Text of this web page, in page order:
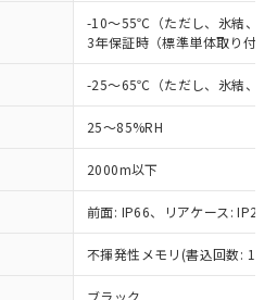
-10～55℃（ただし、氷結、結
3年保証時（標準単体取り付
-25～65℃（ただし、氷結、結
25～85%RH
2000m以下
前面: IP66、リアケース: IP20
不揮発性メモリ(書込回数: 100
ブラック
事業取扱商品の中には、
対象外となる商品もある
ください。
び標準価格照会結果は、
更新日時点での社内デー
成されるものであり、閲
での実際の在庫および標
なる場合があることをご
況および標準価格はお客
、またはお客様担当のオ
器販売店・当社販売員に
のない商品です。
り、非含有部品として
品と判明した場合などや
：
水銀(Hg) 1000ppm以下、 カド
以下、ポリ臭化ビフェニル
1000ppm以下、フタル酸ブチ
以下、フタル酸ジブチル
、フタル酸ジイソブチル
用監視および制御機器に対する
料含有率が中国RoHSの
ることを示します。
す。当社販売部門へお問
値 (GB/T26572)：
水銀) : 1000ppm、 Cd(カドミウ
、 PBBs(ポリ臭化ビフェ
ポリ臭化ジフェニルエーテ
) : 1000ppm、 DIBP(フタル酸ジ
BBP(フタル酸ブチルベンジ
ら貴社製品のうち、外国
国貿易法に定める商品
貨物等」という）を輸出
の提供する場合は、日本
許可(または役務取引許
などの必要な手続きを
物を破棄する場合は、完
など、違法に輸出されな
手段を講じます。
品を、核兵器、ミサイ
上の在庫あり
は満たないが在庫あり